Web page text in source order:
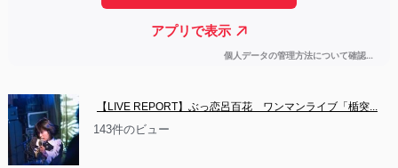
【LIVE REPORT】ぶっ恋呂百花　ワンマンライブ「楯突...
143件のビュー